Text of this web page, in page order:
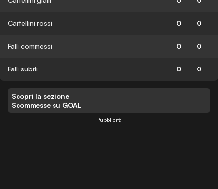
Cartellini rossi 0 0
Falli commessi 0 0
Falli subiti 0 0
Scopri la sezione
Scommesse su GOAL
Pubblicità